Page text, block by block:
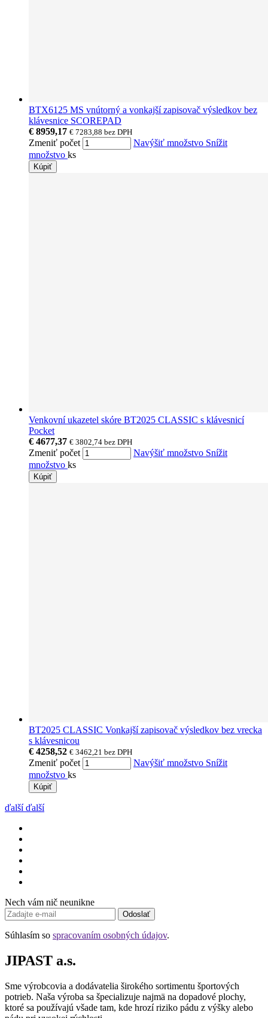
BTX6125 MS vnútorný a vonkajší zapisovač výsledkov bez
klávesnice SCOREPAD
€ 8959,17 € 7283,88 bez DPH
Zmeniť počet Navýšiť množstvo Snížit
množstvo ks
Kúpiť
Venkovní ukazetel skóre BT2025 CLASSIC s klávesnicí
Pocket
€ 4677,37 € 3802,74 bez DPH
Zmeniť počet Navýšiť množstvo Snížit
množstvo ks
Kúpiť
BT2025 CLASSIC Vonkajší zapisovač výsledkov bez vrecka
s klávesnicou
€ 4258,52 € 3462,21 bez DPH
Zmeniť počet Navýšiť množstvo Snížit
množstvo ks
Kúpiť
ďalší ďalší
Nech vám nič neunikne
Odoslať
Súhlasím so spracovaním osobných údajov.
JIPAST a.s.
Sme výrobcovia a dodávatelia širokého sortimentu športových
potrieb. Naša výroba sa špecializuje najmä na dopadové plochy,
ktoré sa používajú všade tam, kde hrozí riziko pádu z výšky alebo